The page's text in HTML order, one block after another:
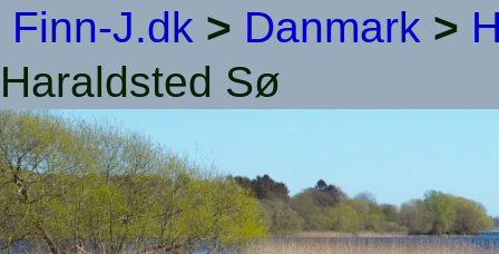
Finn-J.dk > Danmark >
Haraldsted Sø